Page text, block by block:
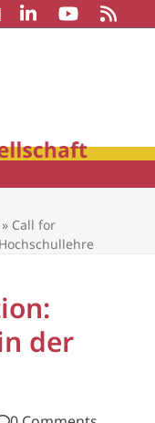
» Call for
der